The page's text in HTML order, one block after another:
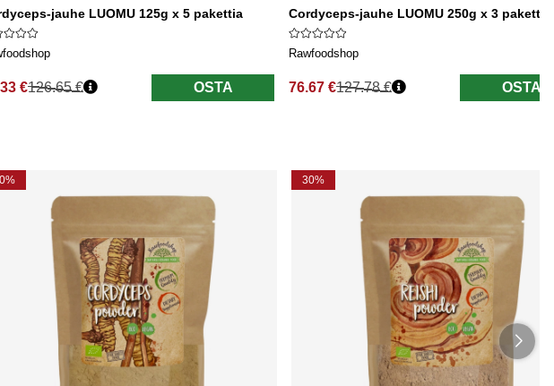
jauhe LUOMU 125g x 5 pakettia
€ hinta
126.65 € OSTA
Cordyceps-jauhe LUOMU 250g x 3 pakettia
Rawfoodshop
76.67 €
Normaali hinta
127.78 € OSTA
30%